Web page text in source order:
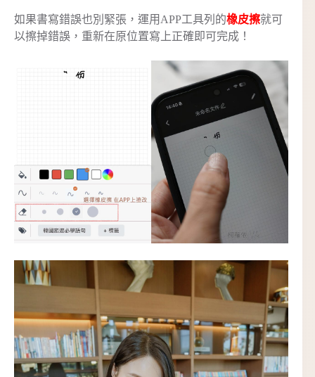
如果書寫錯誤也別緊張，運用APP工具列的橡皮擦就可
以擦掉錯誤，重新在原位置寫上正確即可完成！